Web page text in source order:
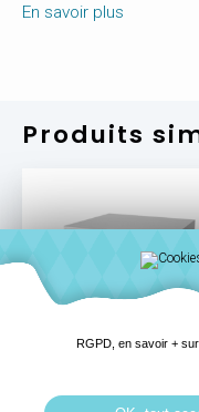
En savoir plus
Produits
SD-WAN avec 4
ports Ethernet de
RGPD, en savoir +